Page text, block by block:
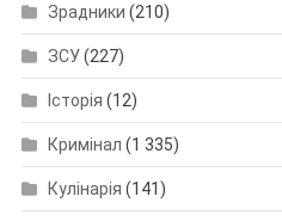
Зрадники (210)
ЗСУ(227)
Історія (12)
Кримінал (1 335)
Кулінарія (141)